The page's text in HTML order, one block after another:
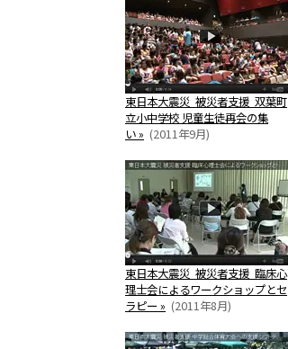
東日本大震災 被災者支援 双葉町
立小中学校 児童生徒再会の集
い » (2011年9月)
東日本大震災 被災者支援 臨床心
理士会によるワークショップとセ
ラピー » (2011年8月)